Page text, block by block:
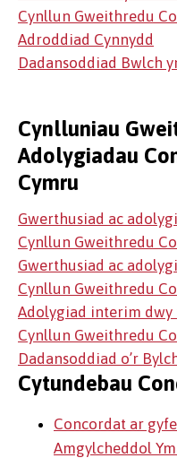
Cynllun Gweithredu
Adroddiad Cynnydd
Dadansoddiad Bwlch
Cynlluniau
Adolygiadau
Cymru
Gwerthusiad ac
Cynllun Gweithredu
Gwerthusiad ac
Cynllun Gweithredu
Adolygiad interim dwy
Cynllun Gweithredu
Dadansoddiad o’r
Cytundebau
Concordat ar
Amgylcheddol